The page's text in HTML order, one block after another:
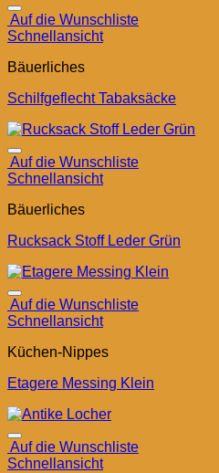
Auf die Wunschliste
Schnellansicht
Bäuerliches
Schilfgeflecht Tabaksäcke
Auf die Wunschliste
Schnellansicht
Bäuerliches
Rucksack Stoff Leder Grün
Auf die Wunschliste
Schnellansicht
Küchen-Nippes
Etagere Messing Klein
Auf die Wunschliste
Schnellansicht